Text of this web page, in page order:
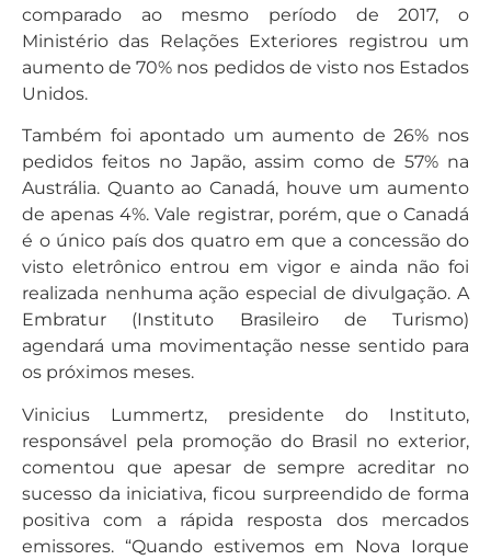
comparado ao mesmo período de 2017, o
Ministério das Relações Exteriores registrou um
aumento de 70% nos pedidos de visto nos Estados
Unidos.
Também foi apontado um aumento de 26% nos
pedidos feitos no Japão, assim como de 57% na
Austrália. Quanto ao Canadá, houve um aumento
de apenas 4%. Vale registrar, porém, que o Canadá
é o único país dos quatro em que a concessão do
visto eletrônico entrou em vigor e ainda não foi
realizada nenhuma ação especial de divulgação. A
Embratur (Instituto Brasileiro de Turismo)
agendará uma movimentação nesse sentido para
os próximos meses.
Vinicius Lummertz, presidente do Instituto,
responsável pela promoção do Brasil no exterior,
comentou que apesar de sempre acreditar no
sucesso da iniciativa, ficou surpreendido de forma
positiva com a rápida resposta dos mercados
emissores. “Quando estivemos em Nova Iorque